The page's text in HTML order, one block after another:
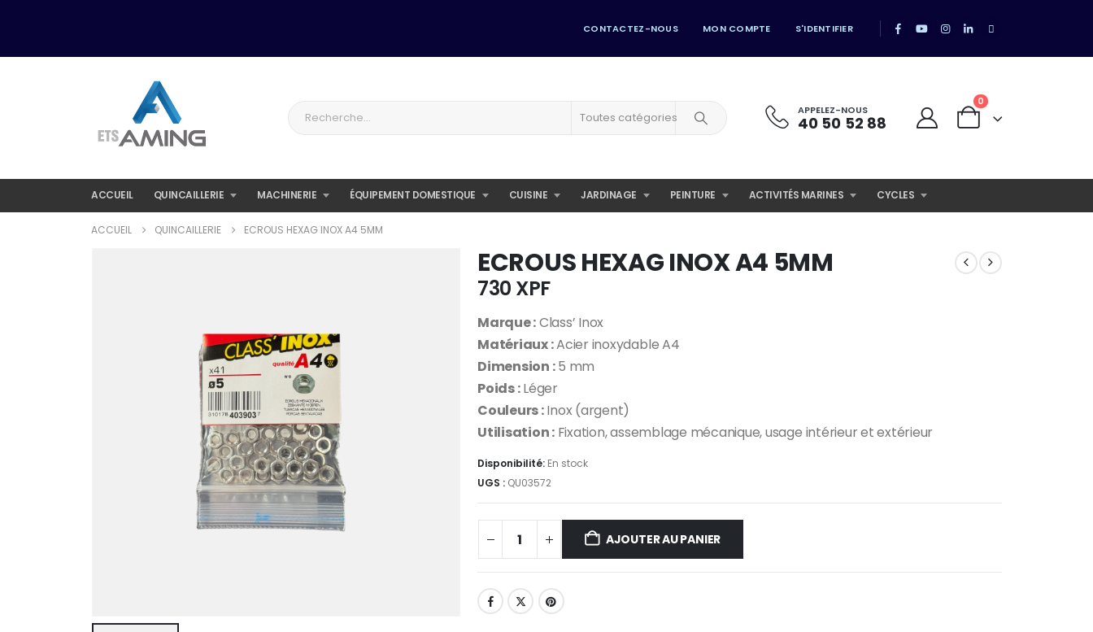
CONTACTEZ-NOUS MON COMPTE S'IDENTIFIER
Toutes catégories APPELEZ-NOUS
40 50 52 88
0
ACCUEIL QUINCAILLERIE MACHINERIE ÉQUIPEMENT DOMESTIQUE CUISINE JARDINAGE PEINTURE ACTIVITÉS MARINES CYCLES
ACCUEIL QUINCAILLERIE ECROUS HEXAG INOX A4 5MM
ECROUS HEXAG INOX A4 5MM
730 XPF
Marque :Class’ Inox
Matériaux :Acier inoxydable A4
Dimension :5 mm
Poids :Léger
Couleurs :Inox (argent)
Utilisation :Fixation, assemblage mécanique, usage intérieur et extérieur
Disponibilité: En stock
UGS : QU03572
AJOUTER AU PANIER